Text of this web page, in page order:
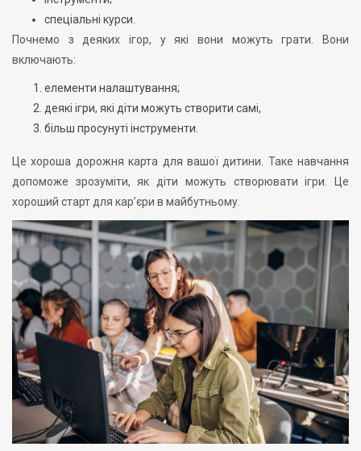
спеціальні курси.
Почнемо з деяких ігор, у які вони можуть грати. Вони
включають:
елементи налаштування;
деякі ігри, які діти можуть створити самі,
більш просунуті інструменти.
Це хороша дорожня карта для вашої дитини. Таке навчання
допоможе зрозуміти, як діти можуть створювати ігри. Це
хороший старт для кар’єри в майбутньому.